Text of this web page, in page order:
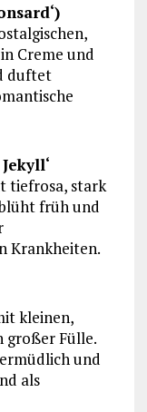
Creme und
duftet
tiefrosa, stark
früh und
Krankheiten.
kleinen,
großer Fülle.
und
als